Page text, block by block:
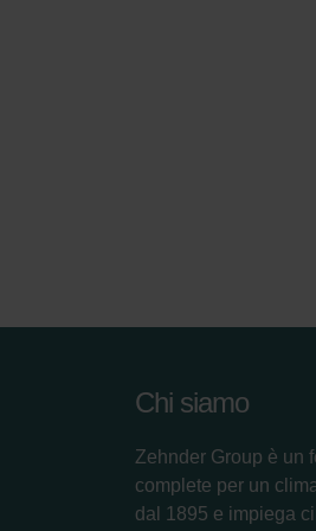
Chi siamo
Zehnder Group è un
complete per un
dal 1895 e impiega